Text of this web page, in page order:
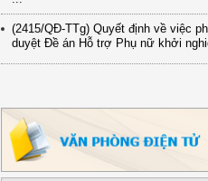
(2415/QĐ-TTg) Quyết định về việc
duyệt Đề án Hỗ trợ Phụ nữ khởi